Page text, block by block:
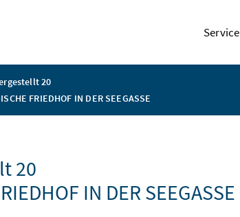
Service
20
FRIEDHOF IN DER SEEGASSE
20
IN DER SEEGASSE